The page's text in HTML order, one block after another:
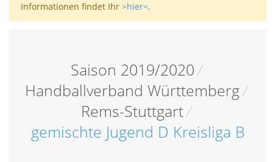
Informationen findet Ihr >hier<.
Saison 2019/2020/
Handballverband Württemberg/
Rems-Stuttgart/
gemischte Jugend D Kreisliga B